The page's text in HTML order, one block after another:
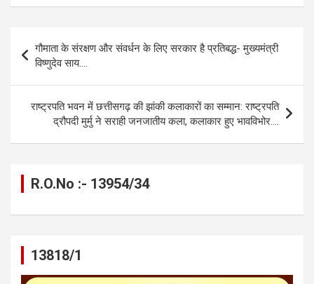
ce
o
o
k
se
n
g
er
at
s
A
p
p
e
gr
a
m
ail py
Li
n
k
ar
Post
navigation
गौमाता के संरक्षण और संवर्धन के लिए सरकार है प्रतिबद्ध- मुख्यमंत्री
विष्णुदेव साय….
राष्ट्रपति भवन में छत्तीसगढ़ की झांकी कलाकारों का सम्मान: राष्ट्रपति
द्रौपदी मुर्मु ने सराही जनजातीय कला, कलाकार हुए भावविभोर….
R.O.No :- 13954/34
13818/1